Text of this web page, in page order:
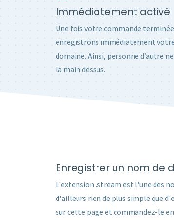
Immédiatement activé
Une fois votre commande
enregistrons immédiatement
domaine. Ainsi, personne d’autre
la main dessus.
Enregistrer un nom de
L'extension .stream est l'une des
d'ailleurs rien de plus simple que
sur cette page et commandez-le